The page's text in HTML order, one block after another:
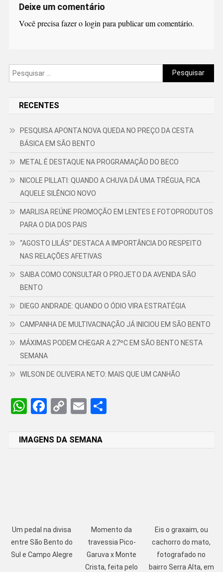
Deixe um comentário
Você precisa fazer ologin para publicar um comentário.
Pesquisar
por:
RECENTES
PESQUISA APONTA NOVA QUEDA NO PREÇO DA CESTA
BÁSICA EM SÃO BENTO
METAL É DESTAQUE NA PROGRAMAÇÃO DO BECO
NICOLE PILLATI: QUANDO A CHUVA DÁ UMA TRÉGUA, FICA
AQUELE SILÊNCIO NOVO
MARLISA REÚNE PROMOÇÃO EM LENTES E FOTOPRODUTOS
PARA O DIA DOS PAIS
“AGOSTO LILÁS” DESTACA A IMPORTÂNCIA DO RESPEITO
NAS RELAÇÕES AFETIVAS
SAIBA COMO CONSULTAR O PROJETO DA AVENIDA SÃO
BENTO
DIEGO ANDRADE: QUANDO O ÓDIO VIRA ESTRATÉGIA
CAMPANHA DE MULTIVACINAÇÃO JÁ INICIOU EM SÃO BENTO
MÁXIMAS PODEM CHEGAR A 27ºC EM SÃO BENTO NESTA
SEMANA
WILSON DE OLIVEIRA NETO: MAIS QUE UM CANHÃO
WhatsApp
Facebook
CopyEmailShare
IMAGENS DA SEMANA
Um pedal na divisa
entre São Bento do
Sul e Campo Alegre
Momento da
travessia Pico-
Garuva x Monte
Crista, feita pelo
Eis o graxaim, ou
cachorro do mato,
fotografado no
bairro Serra Alta, em